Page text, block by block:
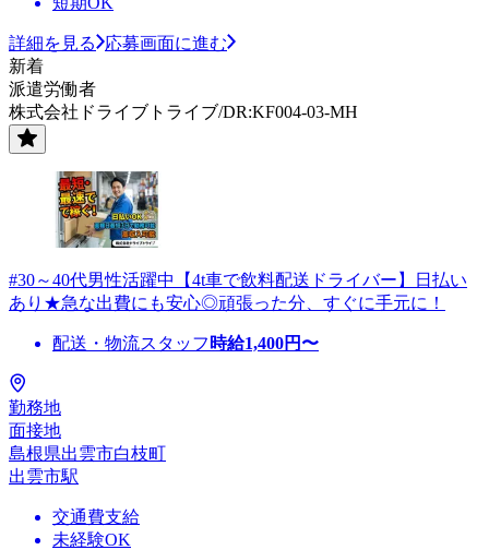
詳細を見る
応募画面に進む
新着
派遣労働者
株式会社ドライブトライブ/DR:KF004-03-MH
#30～40代男性活躍中【4t車で飲料配送ドライバー】日払い
あり★急な出費にも安心◎頑張った分、すぐに手元に！
配送・物流スタッフ 時給1,400円〜
勤務地
面接地
島根県出雲市白枝町
出雲市駅
交通費支給
未経験OK